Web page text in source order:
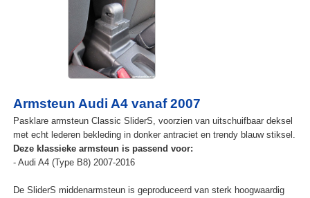
Armsteun Audi A4 vanaf 2007
Pasklare armsteun Classic SliderS, voorzien van uitschuifbaar deksel
met echt lederen bekleding in donker antraciet en trendy blauw stiksel.
Deze klassieke armsteun is passend voor:
- Audi A4 (Type B8) 2007-2016
De SliderS middenarmsteun is geproduceerd van sterk hoogwaardig